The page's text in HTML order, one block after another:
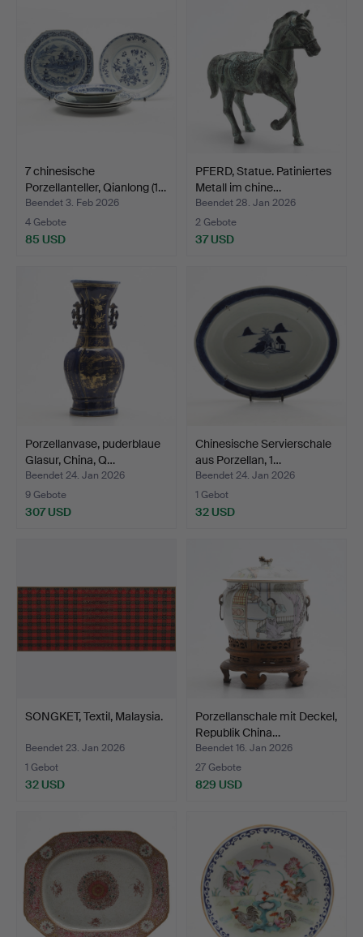
7 chinesische
Porzellanteller, Qianlong (1…
Beendet 3. Feb 2026
4 Gebote
85 USD
PFERD, Statue. Patiniertes
Metall im chine…
Beendet 28. Jan 2026
2 Gebote
37 USD
Porzellanvase, puderblaue
Glasur, China, Q…
Beendet 24. Jan 2026
9 Gebote
307 USD
Chinesische Servierschale
aus Porzellan, 1…
Beendet 24. Jan 2026
1 Gebot
32 USD
SONGKET, Textil, Malaysia.
Beendet 23. Jan 2026
1 Gebot
32 USD
Porzellanschale mit Deckel,
Republik China…
Beendet 16. Jan 2026
27 Gebote
829 USD